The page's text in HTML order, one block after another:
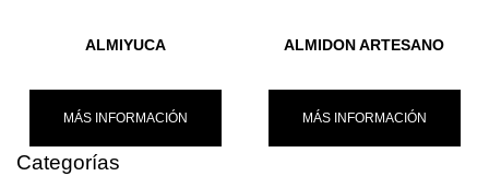
ALMIYUCA
MÁS INFORMACIÓN
ALMIDON ARTESANO
MÁS INFORMACIÓN
Categorías